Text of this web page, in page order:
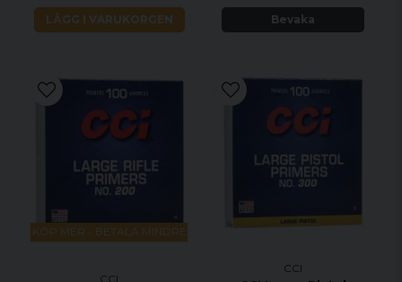
LÄGG I VARUKORGEN Bevaka
KÖP MER - BETALA MINDRE
CCI
CCI